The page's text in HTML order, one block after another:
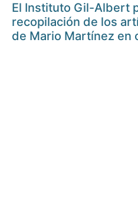
El Instituto Gil-Albert
recopilación de los
de Mario Martínez en